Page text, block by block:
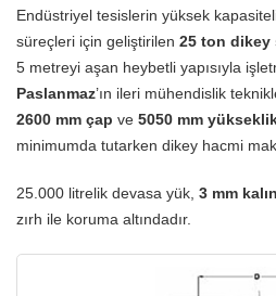
Endüstriyel tesislerin yüksek
süreçleri için geliştirilen 25 ton dikey
5 metreyi aşan heybetli yapısıyla
Paslanmaz’ın ileri mühendislik
2600 mm çap ve 5050 mm
minimumda tutarken dikey hacmi
25.000 litrelik devasa yük, 3 mm
zırh ile koruma altındadır.